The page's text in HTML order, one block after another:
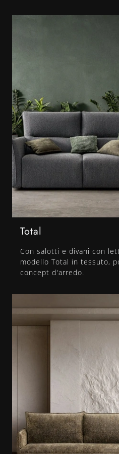
Total
Con salotti e divani con
modello Total in tessuto,
concept d'arredo.